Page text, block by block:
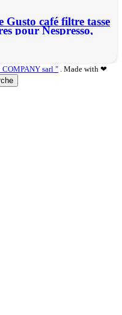
Gusto café filtre tasse
pour Nespresso,
de cuisine
COMPANY sarl " . Made with ❤